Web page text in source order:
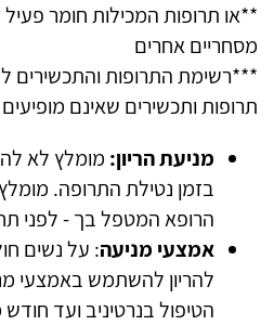
**או תרופות המכילות חומר
מסחריים אחרים
***רשימת התרופות והתכשירים
תרופות ותכשירים שאינם
מניעת הריון: מומלץ לא
בזמן נטילת התרופה.
הרופא המטפל בך - לפני
אמצעי מניעה: על נשים
להריון להשתמש באמצעי
הטיפול בנרטיניב ועד